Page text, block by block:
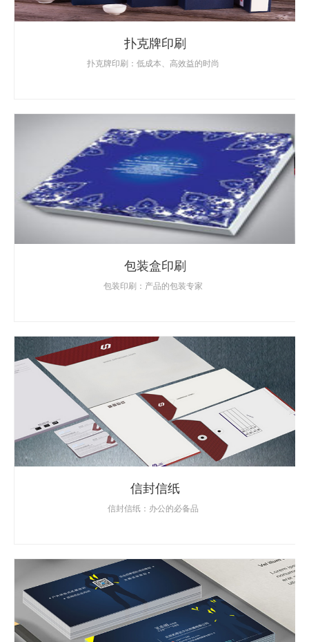
扑克牌印刷
扑克牌印刷：低成本、高效益的时尚
包装盒印刷
包装印刷：产品的包装专家
信封信纸
信封信纸：办公的必备品